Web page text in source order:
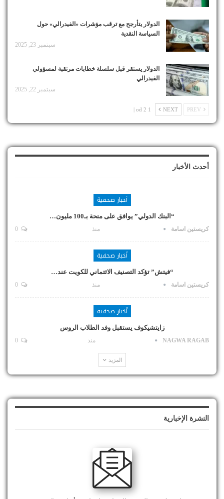
الدولار يتأرجح مع ترقب مؤشرات «الفيدرالي» حول
السياسة النقدية
سبتمبر 23, 2025
الدولار يستقر قبل سلسلة خطابات مرتقبة لمسؤولي
الفيدرالي
سبتمبر 22, 2025
NEXT
1 od 2 |
أحدث الأخبار
أخبار صحفية
“البنك الدولي” يوافق على منحة بـ100 مليون…
كريستين اسامة منذ
أخبار صحفية
“فيتش” تؤكد التصنيف الائتماني للكويت عند…
كريستين اسامة منذ
أخبار صحفية
زايتشيكوف يستقبل وفد الطلاب الروس
NAGWA RAGAB منذ
المزيد
النشرة الإخبارية